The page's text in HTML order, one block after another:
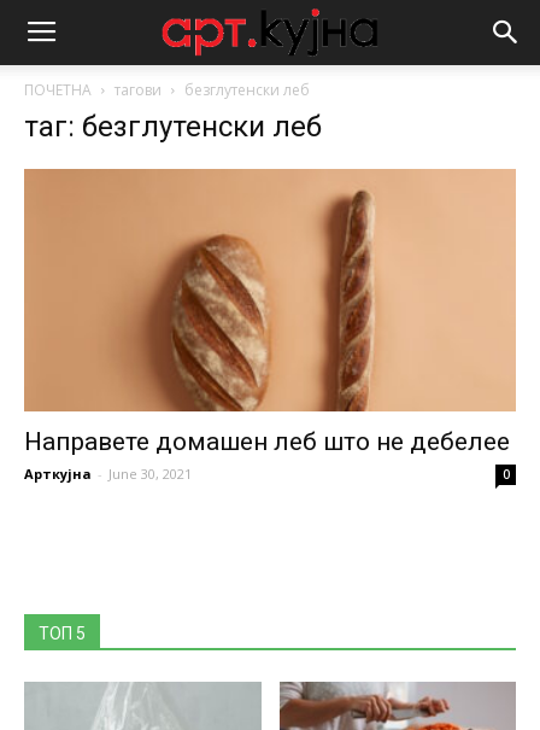
ПОЧЕТНА тагови безглутенски леб
таг: безглутенски леб
Направете домашен леб што не дебелее
Арткујна - June 30, 2021 0
ТОП 5